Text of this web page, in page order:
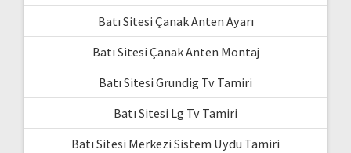
Batı Sitesi Çanak Anten Ayarı
Batı Sitesi Çanak Anten Montaj
Batı Sitesi Grundig Tv Tamiri
Batı Sitesi Lg Tv Tamiri
Batı Sitesi Merkezi Sistem Uydu Tamiri